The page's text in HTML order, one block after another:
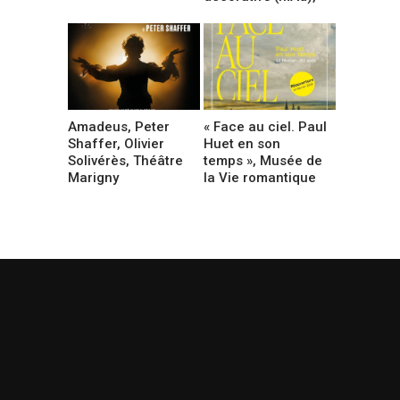
Amadeus, Peter
Shaffer, Olivier
Solivérès, Théâtre
Marigny
« Face au ciel. Paul
Huet en son
temps », Musée de
la Vie romantique